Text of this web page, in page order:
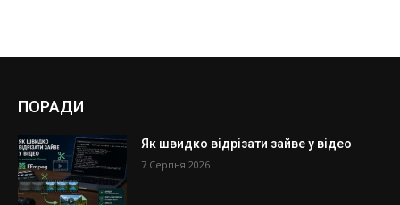
ПОРАДИ
Як швидко відрізати зайве у відео
7 Серпня 2026